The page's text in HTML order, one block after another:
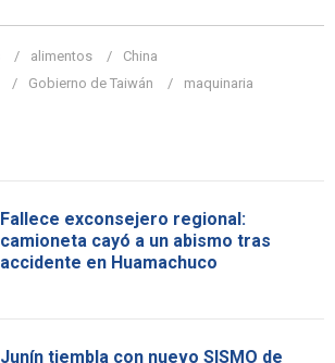
alimentos
China
Gobierno de Taiwán maquinaria
Fallece exconsejero regional:
camioneta cayó a un abismo tras
accidente en Huamachuco
Junín tiembla con nuevo SISMO de